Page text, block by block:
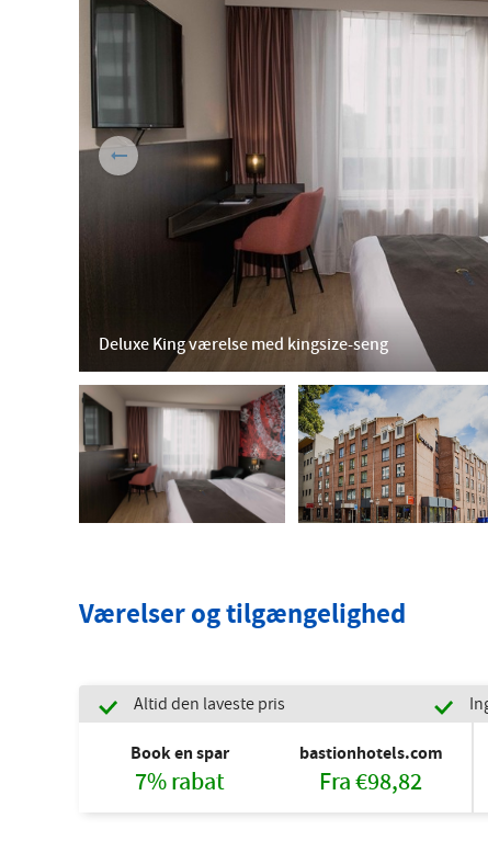
Deluxe King værelse med kingsize-seng
Værelser og tilgængelighed
Altid den laveste pris
Book en spar
7% rabat
bastionhotels.com
Fra €98,82